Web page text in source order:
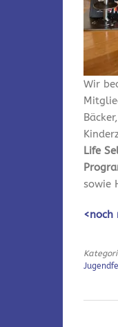
Wir
Life
sowie
<noch